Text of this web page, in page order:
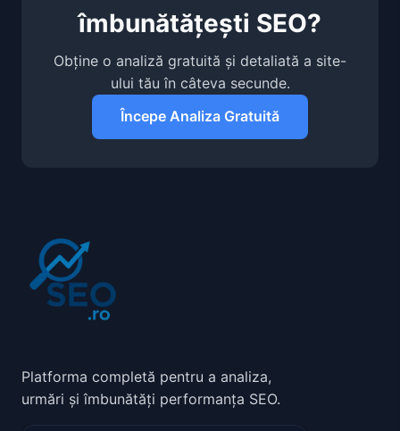
îmbunătățești SEO?
Obține o analiză gratuită și detaliată a site-
ului tău în câteva secunde.
Începe Analiza Gratuită
Platforma completă pentru a analiza,
urmări și îmbunătăți performanța SEO.